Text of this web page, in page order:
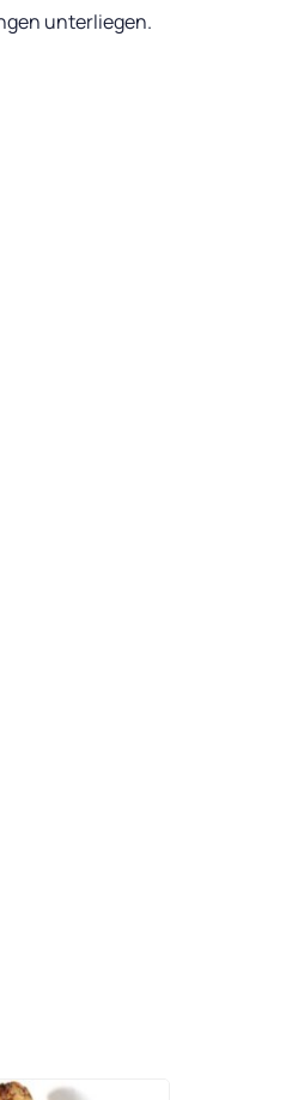
unterliegen.